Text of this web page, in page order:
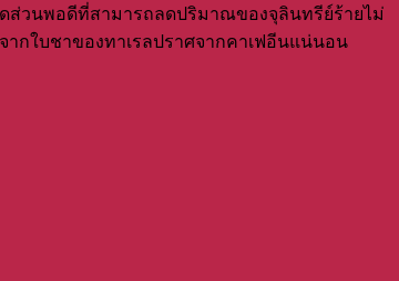
ส่วนพอดีที่สามารถลดปริมาณของจุลินทรีย์ร้ายไม่
ากใบชาของทาเรลปราศจากคาเฟอีนแน่นอน